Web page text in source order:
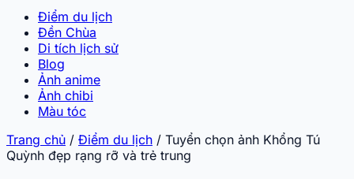
Điểm du lịch
Đền Chùa
Di tích lịch sử
Blog
Ảnh anime
Ảnh chibi
Màu tóc
Trang chủ / Điểm du lịch / Tuyển chọn ảnh Khổng Tú
Quỳnh đẹp rạng rỡ và trẻ trung